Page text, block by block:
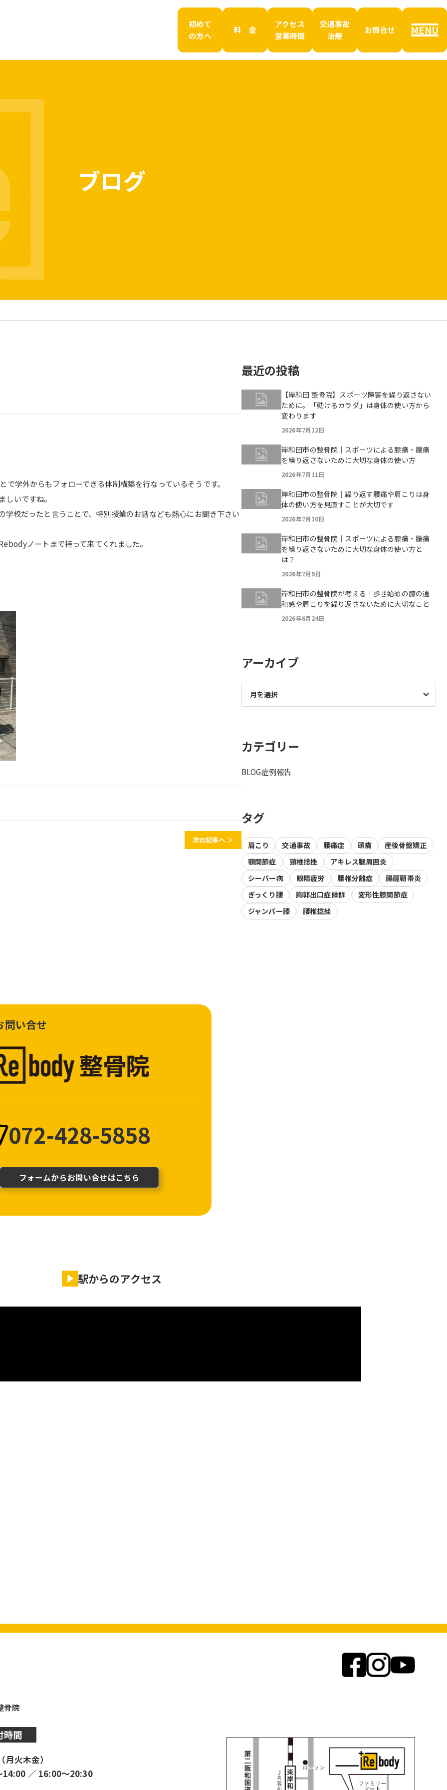
初めて
の方へ
料 金
アクセス
営業時間
交通事故
治療
お問合せ MENU
ブログ
学外からもフォローできる体制構築を行なっているそうです。
いですね。
校だったと言うことで、特別授業のお話なども熱心にお聞き下さい
ノートまで持って来てくれました。
次の記事へ ＞
最近の投稿
【岸和田 整骨院】スポーツ障害を繰り返さない
ために。「動けるカラダ」は身体の使い方から
変わります
2026年7月12日
岸和田市の整骨院｜スポーツによる膝痛・腰痛
を繰り返さないために大切な身体の使い方
2026年7月11日
岸和田市の整骨院｜繰り返す腰痛や肩こりは身
体の使い方を見直すことが大切です
2026年7月10日
岸和田市の整骨院｜スポーツによる膝痛・腰痛
を繰り返さないために大切な身体の使い方と
は？
2026年7月9日
岸和田市の整骨院が考える｜歩き始めの膝の違
和感や肩こりを繰り返さないために大切なこと
2026年6月24日
アーカイブ
カテゴリー
BLOG症例報告
タグ
肩こり 交通事故 腰痛症 頭痛
産後骨盤矯正
顎関節症
頸椎捻挫
アキレス腱周囲炎
シーバー病
眼精疲労 腰椎分離症
腸脛靭帯炎
ぎっくり腰
胸郭出口症候群
変形性膝関節症
ジャンパー膝
腰椎捻挫
問い合せ
072-428-5858
フォームからお問い合せはこちら
駅からのアクセス
骨院
時間
火木金）
14:00 ／ 16:00〜20:30